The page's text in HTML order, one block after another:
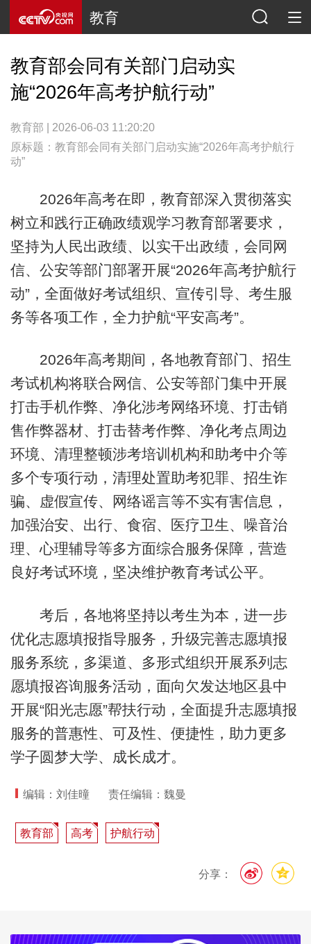
教育
教育部会同有关部门启动实
施“2026年高考护航行动”
教育部 | 2026-06-03 11:20:20
原标题：教育部会同有关部门启动实施“2026年高考护航行
动”
2026年高考在即，教育部深入贯彻落实
树立和践行正确政绩观学习教育部署要求，
坚持为人民出政绩、以实干出政绩，会同网
信、公安等部门部署开展“2026年高考护航行
动”，全面做好考试组织、宣传引导、考生服
务等各项工作，全力护航“平安高考”。
2026年高考期间，各地教育部门、招生
考试机构将联合网信、公安等部门集中开展
打击手机作弊、净化涉考网络环境、打击销
售作弊器材、打击替考作弊、净化考点周边
环境、清理整顿涉考培训机构和助考中介等
多个专项行动，清理处置助考犯罪、招生诈
骗、虚假宣传、网络谣言等不实有害信息，
加强治安、出行、食宿、医疗卫生、噪音治
理、心理辅导等多方面综合服务保障，营造
良好考试环境，坚决维护教育考试公平。
考后，各地将坚持以考生为本，进一步
优化志愿填报指导服务，升级完善志愿填报
服务系统，多渠道、多形式组织开展系列志
愿填报咨询服务活动，面向欠发达地区县中
开展“阳光志愿”帮扶行动，全面提升志愿填报
服务的普惠性、可及性、便捷性，助力更多
学子圆梦大学、成长成才。
编辑：刘佳曈 责任编辑：魏曼
教育部 高考 护航行动
分享：